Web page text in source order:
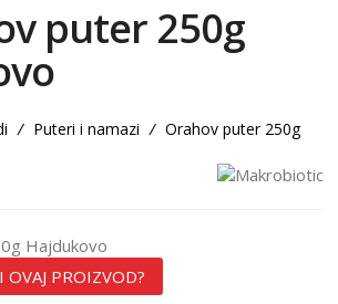
puter 250g
/ Puteri i namazi / Orahov puter 250g
PROIZVOD?